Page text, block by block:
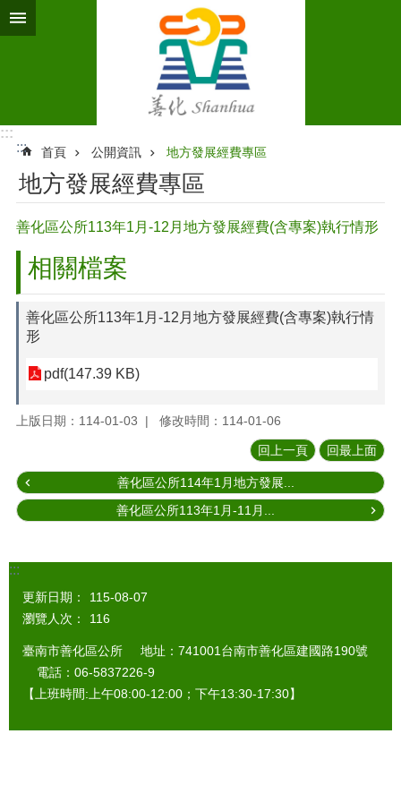
跳到主要內容區塊
:::
:::
首頁 公開資訊 地方發展經費專區
地方發展經費專區
善化區公所113年1月-12月地方發展經費(含專案)執行情形
相關檔案
善化區公所113年1月-12月地方發展經費(含專案)執行情
形
pdf(147.39 KB)
上版日期：114-01-03 修改時間：114-01-06
回上一頁 回最上面
善化區公所114年1月地方發展...
善化區公所113年1月-11月...
:::
更新日期：
115-08-07
瀏覽人次：
116
臺南市善化區公所 地址：741001台南市善化區建國路190號
電話：06-5837226-9
【上班時間:上午08:00-12:00；下午13:30-17:30】